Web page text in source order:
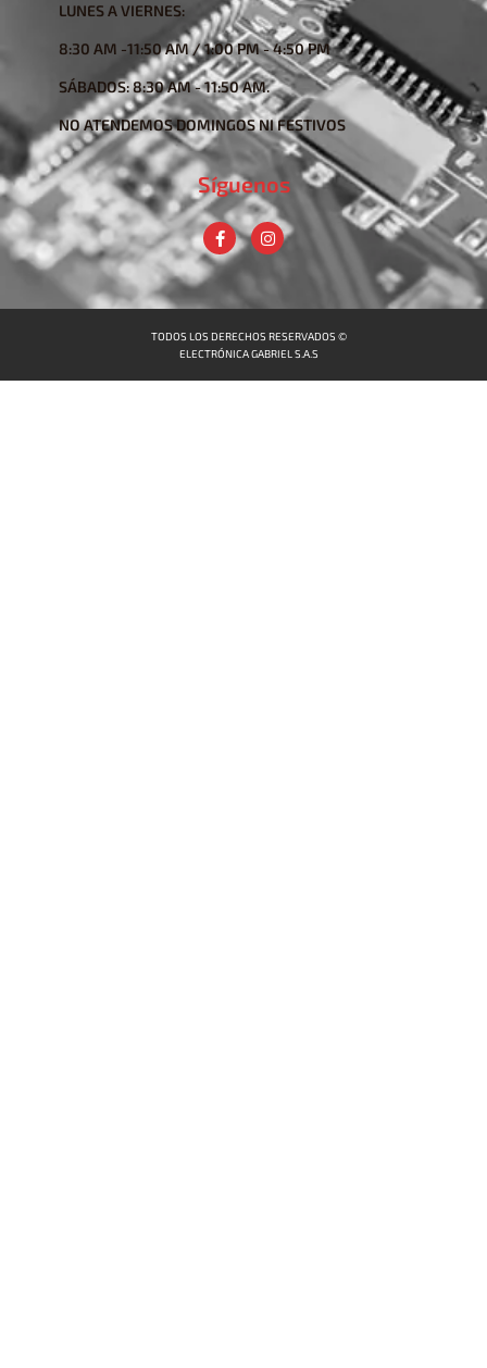
LUNES A VIERNES:
8:30 AM -11:50 AM / 1:00 PM - 4:50 PM
SÁBADOS: 8:30 AM - 11:50 AM.
NO ATENDEMOS DOMINGOS NI FESTIVOS
Síguenos
TODOS LOS DERECHOS RESERVADOS ©
ELECTRÓNICA GABRIEL S.A.S